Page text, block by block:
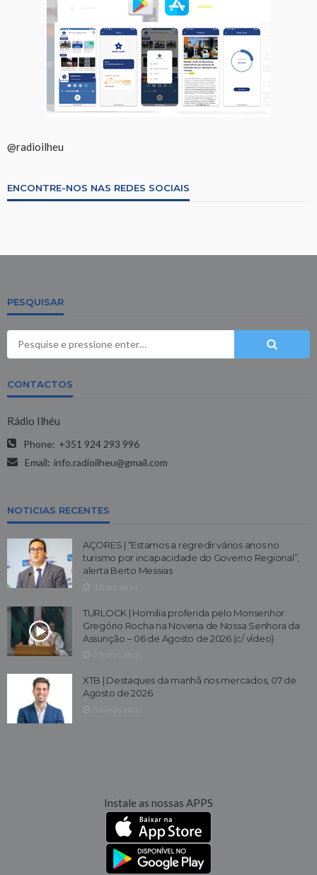
@radioilheu
ENCONTRE-NOS NAS REDES SOCIAIS
PESQUISAR
CONTACTOS
Rádio Ilhéu
Phone: +351 924 293 996
Email: info.radioilheu@gmail.com
NOTICIAS RECENTES
AÇORES | “Estamos a regredir vários anos no
turismo por incapacidade do Governo Regional”,
alerta Berto Messias
TURLOCK | Homilia proferida pelo Monsenhor
Gregório Rocha na Novena de Nossa Senhora da
Assunção – 06 de Agosto de 2026 (c/ vídeo)
XTB | Destaques da manhã nos mercados, 07 de
Agosto de 2026
Instale as nossas APPS